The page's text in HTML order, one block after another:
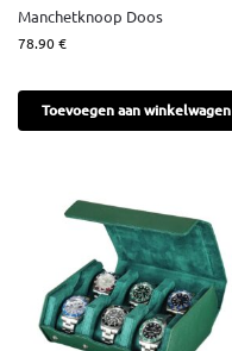
Manchetknoop Doos
78.90€
Toevoegen aan winkelwagen